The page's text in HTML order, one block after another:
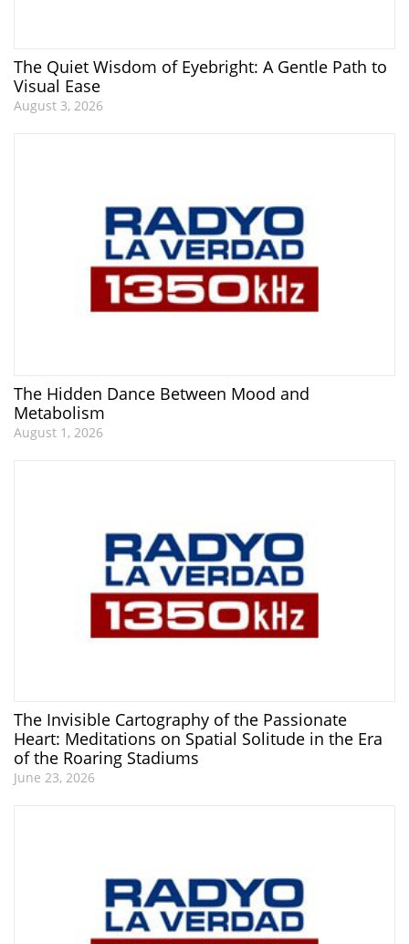
The Quiet Wisdom of Eyebright: A Gentle Path to
Visual Ease
August 3, 2026
The Hidden Dance Between Mood and
Metabolism
August 1, 2026
The Invisible Cartography of the Passionate
Heart: Meditations on Spatial Solitude in the Era
of the Roaring Stadiums
June 23, 2026